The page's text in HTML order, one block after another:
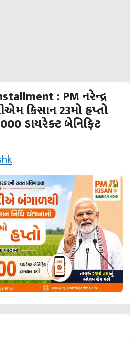
: PM નરેન્દ્ર
કિસાન 23મો હપ્તો
ડાયરેક્ટ બેનિફિટ